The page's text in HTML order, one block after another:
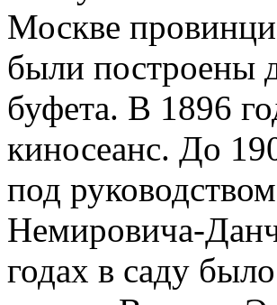
Москве
были построены
буфета. В 1896
киносеанс. До
под
Немировича-
годах в саду